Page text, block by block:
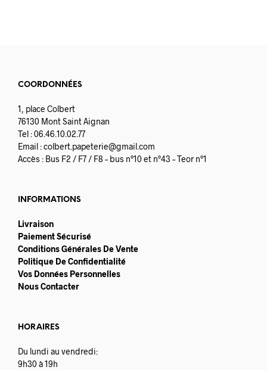
COORDONNÉES
1, place Colbert
76130 Mont Saint Aignan
Tel : 06.46.10.02.77
Email :colbert.papeterie@gmail.com
Accès : Bus F2 / F7 / F8 – bus n°10 et n°43 – Teor n°1
INFORMATIONS
Livraison
Paiement Sécurisé
Conditions Générales De Vente
Politique De Confidentialité
Vos Données Personnelles
Nous Contacter
HORAIRES
Du lundi au vendredi:
9h30 à 19h